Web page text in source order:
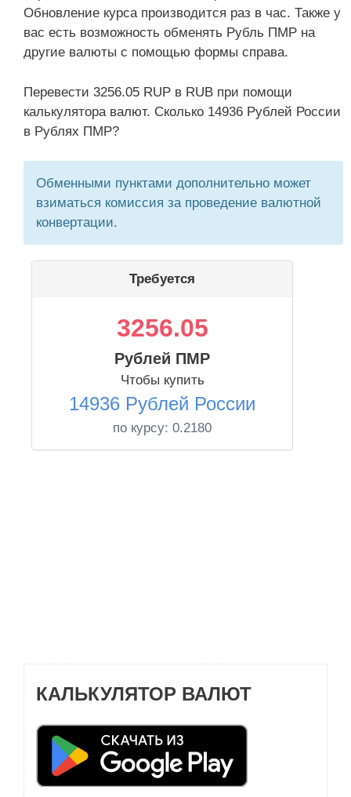
Обновление курса производится раз в час. Также у
вас есть возможность обменять Рубль ПМР на
другие валюты с помощью формы справа.
Перевести 3256.05 RUP в RUB при помощи
калькулятора валют. Сколько 14936 Рублей России
в Рублях ПМР?
Обменными пунктами дополнительно может
взиматься комиссия за проведение валютной
конвертации.
Требуется
3256.05
Рублей ПМР
Чтобы купить
14936 Рублей России
по курсу: 0.2180
КАЛЬКУЛЯТОР ВАЛЮТ